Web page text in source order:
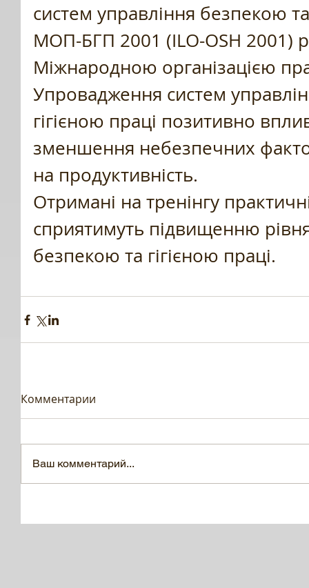
систем управління безпекою
МОП-БГП 2001 (ILO-OSH 2001)
Міжнародною організацією
Упровадження систем
гігієною праці позитивно
зменшення небезпечних
на продуктивність.
Отримані на тренінгу
сприятимуть підвищенню
безпекою та гігієною праці.
Комментарии
Ваш комментарий...